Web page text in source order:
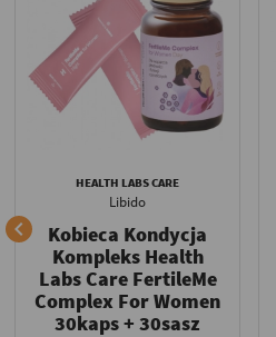

HEALTH LABS CARE
Libido
Kobieca Kondycja
Kompleks Health
Labs Care FertileMe
Complex For Women
30kaps + 30sasz